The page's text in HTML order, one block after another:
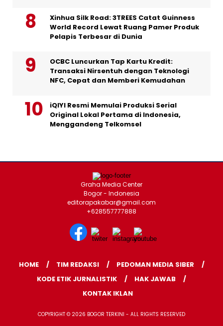
Xinhua Silk Road: 3TREES Catat Guinness
World Record Lewat Ruang Pamer Produk
Pelapis Terbesar di Dunia
OCBC Luncurkan Tap Kartu Kredit:
Transaksi Nirsentuh dengan Teknologi
NFC, Cepat dan Memberi Kemudahan
iQIYI Resmi Memulai Produksi Serial
Original Lokal Pertama di Indonesia,
Menggandeng Telkomsel
Graha Media Center
Bogor - Indonesia
editorapakabar@gmail.com
+628557777888
HOME TIM REDAKSI
PEDOMAN MEDIA SIBER
KODE ETIK JURNALISTIK
HAK JAWAB
KONTAK IKLAN
COPYRIGHT © 2026 BOGOR TERKINI - ALL RIGHTS RESERVED